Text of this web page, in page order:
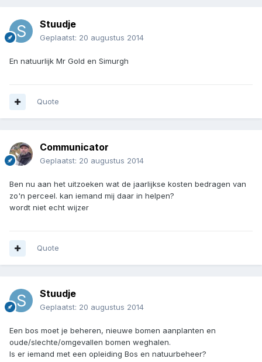
Stuudje
Geplaatst: 20 augustus 2014
En natuurlijk Mr Gold en Simurgh
Quote
Communicator
Geplaatst: 20 augustus 2014
Ben nu aan het uitzoeken wat de jaarlijkse kosten bedragen van
zo'n perceel. kan iemand mij daar in helpen?
wordt niet echt wijzer
Quote
Stuudje
Geplaatst: 20 augustus 2014
Een bos moet je beheren, nieuwe bomen aanplanten en
oude/slechte/omgevallen bomen weghalen.
Is er iemand met een opleiding Bos en natuurbeheer?